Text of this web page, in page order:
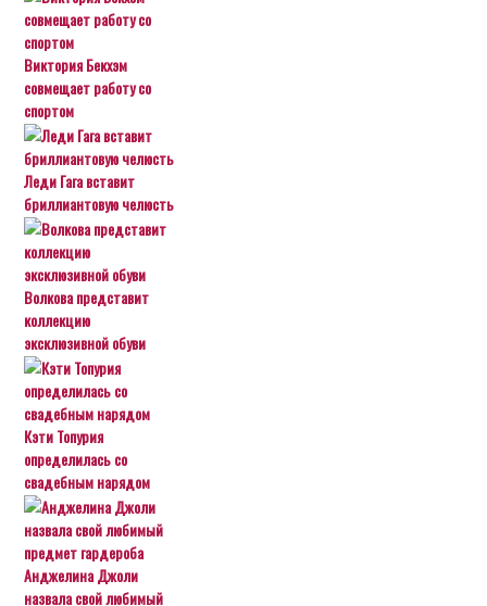
Виктория Бекхэм
совмещает работу со
спортом
Леди Гага вставит
бриллиантовую челюсть
Волкова представит
коллекцию
эксклюзивной обуви
Кэти Топурия
определилась со
свадебным нарядом
Анджелина Джоли
назвала свой любимый